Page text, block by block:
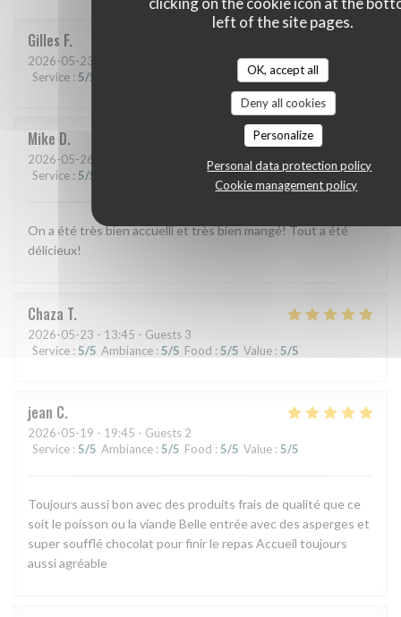
left of the site pages.
OK, accept all
Deny all cookies
Personalize
Personal data protection policy
Cookie management policy
Gilles F
2026-05-23
Service : 5/5 /5 Value:5/5
Mike D
2026-05-26
Service : 5/5 Food:5/5 Value:5/5
On a été très bien accuelli et très bien mangé! Tout a été
délicieux!
Chaza T
2026-05-23 - 13:45 - Guests 3
Service : 5/5 Ambiance : 5/5 Food : 5/5 Value : 5/5
jean C
2026-05-19 - 19:45 - Guests 2
Service : 5/5 Ambiance : 5/5 Food : 5/5 Value : 5/5
Toujours aussi bon avec des produits frais de qualité que ce
soit le poisson ou la viande Belle entrée avec des asperges et
super soufflé chocolat pour finir le repas Accueil toujours
aussi agréable